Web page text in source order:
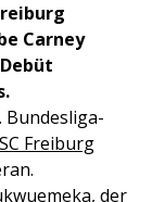
Carney
Bundesliga-
SC Freiburg
der